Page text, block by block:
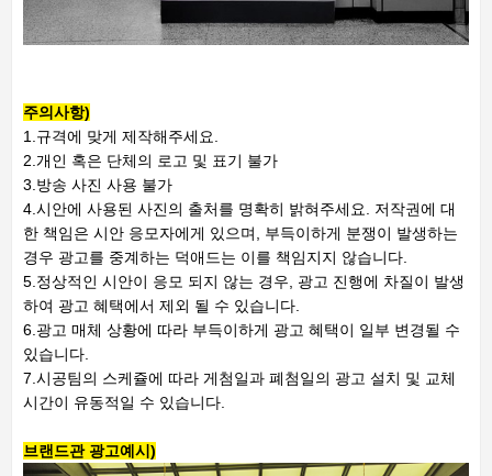
주의사항)
1.규격에 맞게 제작해주세요.
2.개인 혹은 단체의 로고 및 표기 불가
3.방송 사진 사용 불가
4.시안에 사용된 사진의 출처를 명확히 밝혀주세요. 저작권에 대
한 책임은 시안 응모자에게 있으며, 부득이하게 분쟁이 발생하는
경우 광고를 중계하는 덕애드는 이를 책임지지 않습니다.
5.정상적인 시안이 응모 되지 않는 경우, 광고 진행에 차질이 발생
하여 광고 혜택에서 제외 될 수 있습니다.
6.광고 매체 상황에 따라 부득이하게 광고 혜택이 일부 변경될 수
있습니다.
7.시공팀의 스케쥴에 따라 게첨일과 폐첨일의 광고 설치 및 교체
시간이 유동적일 수 있습니다.
브랜드관 광고예시)